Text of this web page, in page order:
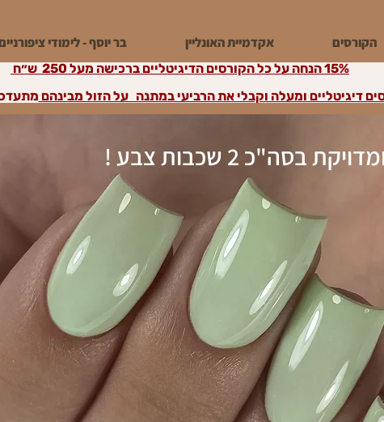
הקורסים אקדמיית האונליין בר יוסף - לימודי
15% הנחה על כל הקורסים הדיגיטליים ברכישה מעל 250 ש״ח
בסה"כ